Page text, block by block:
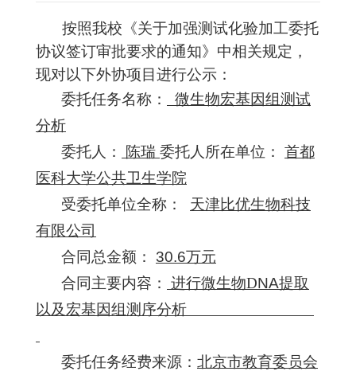
按照我校《关于加强测试化验加工委托
协议签订审批要求的通知》中相关规定，
现对以下外协项目进行公示：
委托任务名称：
微生物宏基因组测试
分析
委托人：
陈瑞 委托人所在单位：
首都
医科大学公共卫生学院
受委托单位全称：
天津比优生物科技
有限公司
合同总金额：
30.6万元
合同主要内容： 进行微生物DNA提取
以及宏基因组测序分析
委托任务经费来源： 北京市教育委员会